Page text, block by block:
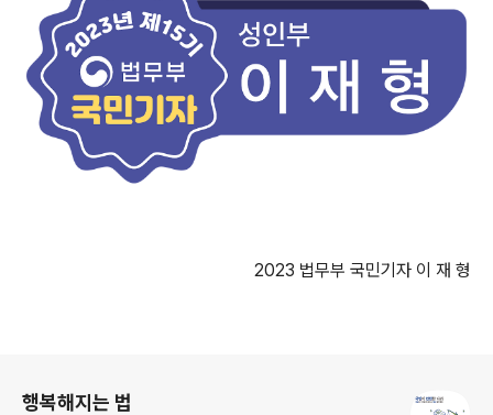
2023 법무부 국민기자 이 재 형
행복해지는 법